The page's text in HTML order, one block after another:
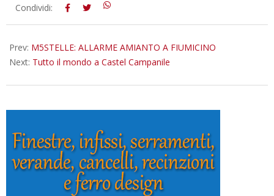
2016-
Condividi:
Prev: M5STELLE: ALLARME AMIANTO A FIUMICINO
Next: Tutto il mondo a Castel Campanile